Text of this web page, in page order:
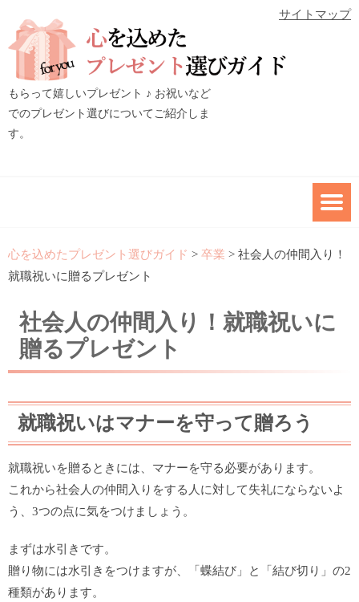
サイトマップ
もらって嬉しいプレゼント ♪ お祝いなど
でのプレゼント選びについてご紹介しま
す。
心を込めたプレゼント選びガイド > 卒業 > 社会人の仲間入り！
就職祝いに贈るプレゼント
社会人の仲間入り！就職祝いに
贈るプレゼント
就職祝いはマナーを守って贈ろう
就職祝いを贈るときには、マナーを守る必要があります。
これから社会人の仲間入りをする人に対して失礼にならないよ
う、3つの点に気をつけましょう。
まずは水引きです。
贈り物には水引きをつけますが、「蝶結び」と「結び切り」の2
種類があります。